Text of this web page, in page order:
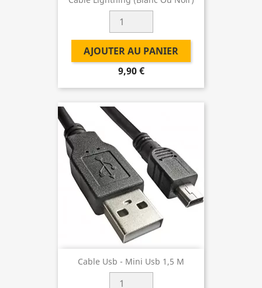
AJOUTER AU PANIER
9,90 €
Cable Usb - Mini Usb 1,5 M